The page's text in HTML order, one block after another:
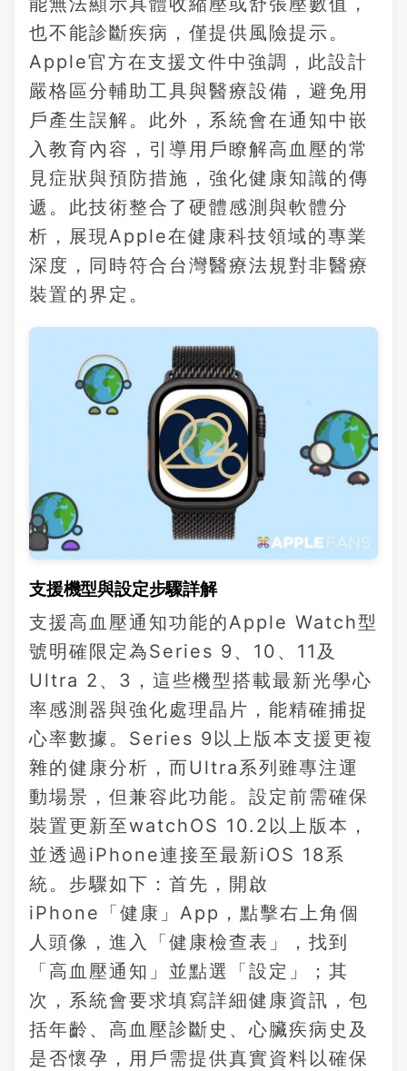
也不能診斷疾病，僅提供風險提示。
Apple官方在支援文件中強調，此設計
嚴格區分輔助工具與醫療設備，避免用
戶產生誤解。此外，系統會在通知中嵌
入教育內容，引導用戶瞭解高血壓的常
見症狀與預防措施，強化健康知識的傳
遞。此技術整合了硬體感測與軟體分
析，展現Apple在健康科技領域的專業
深度，同時符合台灣醫療法規對非醫療
裝置的界定。
支援機型與設定步驟詳解
支援高血壓通知功能的Apple Watch型
號明確限定為Series 9、10、11及
Ultra 2、3，這些機型搭載最新光學心
率感測器與強化處理晶片，能精確捕捉
心率數據。Series 9以上版本支援更複
雜的健康分析，而Ultra系列雖專注運
動場景，但兼容此功能。設定前需確保
裝置更新至watchOS 10.2以上版本，
並透過iPhone連接至最新iOS 18系
統。步驟如下：首先，開啟
iPhone「健康」App，點擊右上角個
人頭像，進入「健康檢查表」，找到
「高血壓通知」並點選「設定」；其
次，系統會要求填寫詳細健康資訊，包
括年齡、高血壓診斷史、心臟疾病史及
是否懷孕，用戶需提供真實資料以確保